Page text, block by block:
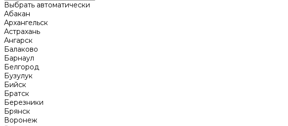
Выбрать автоматически
Абакан
Архангельск
Астрахань
Ангарск
Балаково
Барнаул
Белгород
Бузулук
Бийск
Братск
Березники
Брянск
Воронеж